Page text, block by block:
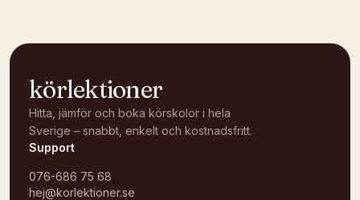
körlektioner
Hitta, jämför och boka körskolor i hela
Sverige – snabbt, enkelt och kostnadsfritt.
Support
076-686 75 68
hej@korlektioner.se